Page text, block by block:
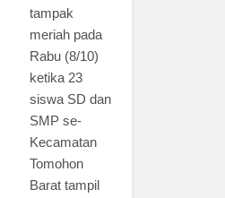
tampak
meriah pada
Rabu (8/10)
ketika 23
siswa SD dan
SMP se-
Kecamatan
Tomohon
Barat tampil